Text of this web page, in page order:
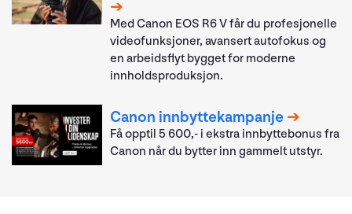
Med Canon EOS R6 V får du profesjonelle
videofunksjoner, avansert autofokus og
en arbeidsflyt bygget for moderne
innholdsproduksjon.
Canon innbyttekampanje
Få opptil 5 600,- i ekstra innbyttebonus fra
Canon når du bytter inn gammelt utstyr.